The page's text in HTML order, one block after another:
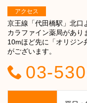
アクセス
京王線「代田橋駅」北口
カラファイン薬局があり
10mほど先に「オリジン
がございます。
03-